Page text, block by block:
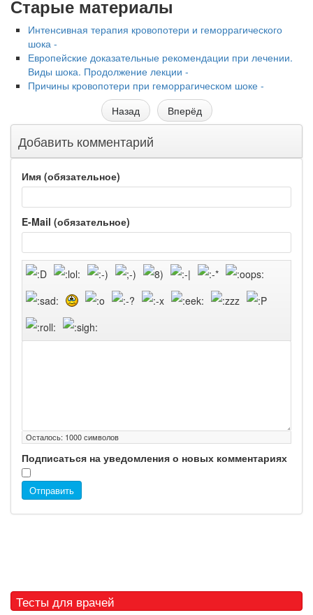
Старые материалы
Интенсивная терапия кровопотери и геморрагического
шока -
Европейские доказательные рекомендации при лечении.
Виды шока. Продолжение лекции -
Причины кровопотери при геморрагическом шоке -
Назад
Вперёд
Добавить комментарий
Имя (обязательное)
E-Mail (обязательное)
Осталось: 1000символов
Подписаться на уведомления о новых комментариях
Отправить
Тесты для врачей